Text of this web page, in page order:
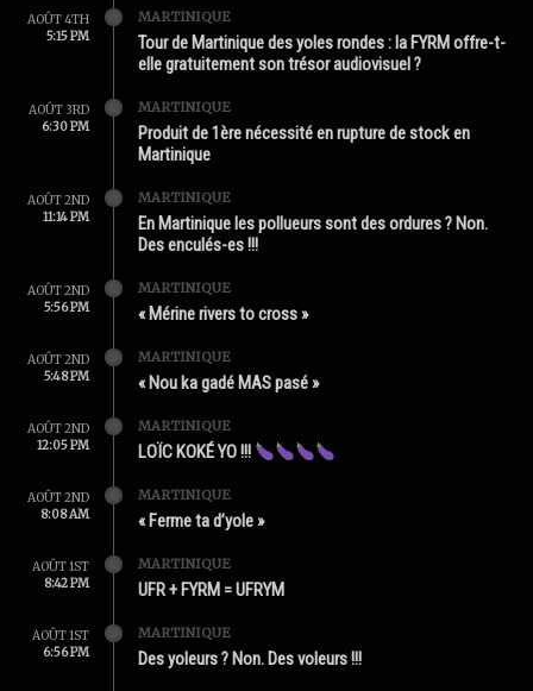
AOÛT 4TH
5:15 PM
MARTINIQUE
Tour de Martinique des yoles rondes : la FYRM offre-t-
elle gratuitement son trésor audiovisuel ?
AOÛT 3RD
6:30 PM
MARTINIQUE
Produit de 1ère nécessité en rupture de stock en
Martinique
AOÛT 2ND
11:14 PM
MARTINIQUE
En Martinique les pollueurs sont des ordures ? Non.
Des enculés-es !!!
AOÛT 2ND
5:56 PM
MARTINIQUE
« Mérine rivers to cross »
AOÛT 2ND
5:48 PM
MARTINIQUE
« Nou ka gadé MAS pasé »
AOÛT 2ND
12:05 PM
MARTINIQUE
LOÏC KOKÉ YO !!!
AOÛT 2ND
8:08 AM
MARTINIQUE
« Ferme ta d’yole »
AOÛT 1ST
8:42 PM
MARTINIQUE
UFR + FYRM = UFRYM
AOÛT 1ST
6:56 PM
MARTINIQUE
Des yoleurs ? Non. Des voleurs !!!